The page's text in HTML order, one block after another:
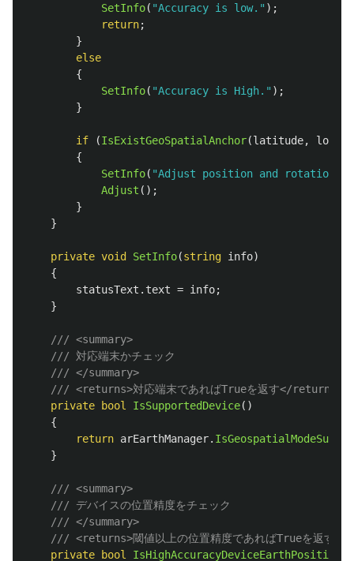
SetInfo( "Accuracy is low." );
return;
}
else
{
SetInfo( "Accuracy is High." );
}
if (IsExistGeoSpatialAnchor(latitude,
{
SetInfo( "Adjust position and rotation."
Adjust ();
}
}
private void SetInfo(string info)
{
statusText . text = info;
}
/// <summary>
/// 対応端末かチェック
/// </summary>
/// <returns>対応端末であればTrueを返す</returns>
private
bool IsSupportedDevice()
{
return arEarthManager.
}
/// <summary>
/// デバイスの位置精度をチェック
/// </summary>
/// <returns>閾値以上の位置精度であればTrueを返す
private
bool IsHighAccuracyDeviceEarthPosition